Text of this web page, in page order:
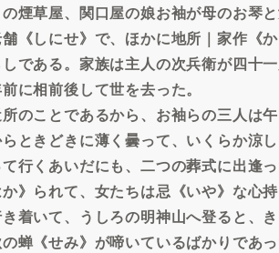
煙草屋、関口屋の娘お袖が母のお琴
《しにせ》で、ほかに地所｜家作《
である。家族は主人の次兵衛が四十
に相前後して世を去った。
のことであるから、お袖らの三人は
ときどきに薄く曇って、いくらか涼
行くあいだにも、二つの葬式に出逢
》られて、女たちは忌《いや》な心持
着いて、うしろの明神山へ登ると、
蝉《せみ》が啼いているばかりであ